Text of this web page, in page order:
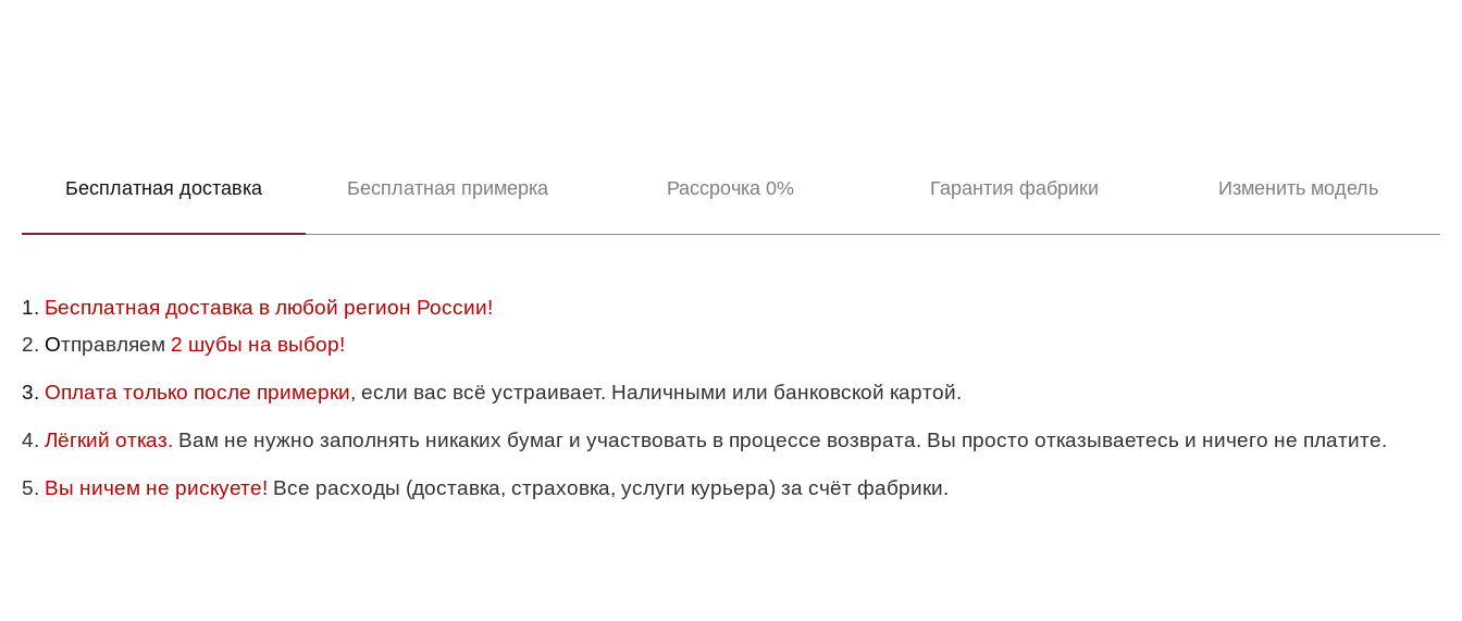
Бесплатная доставка Бесплатная примерка Рассрочка 0% Гарантия фабрики Изменить модель
1. Бесплатная доставка в любой регион России!
2. Отправляем 2 шубы на выбор!
3. Оплата только после примерки, если вас всё устраивает. Наличными или банковской картой.
4. Лёгкий отказ. Вам не нужно заполнять никаких бумаг и участвовать в процессе возврата. Вы просто отказываетесь и ничего не платите.
5. Вы ничем не рискуете! Все расходы (доставка, страховка, услуги курьера) за счёт фабрики.